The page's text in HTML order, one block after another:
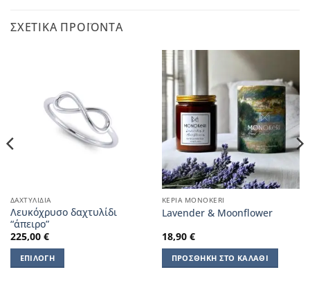
ΣΧΕΤΙΚΆ ΠΡΟΪΌΝΤΑ
ΔΑΧΤΥΛΊΔΙΑ
Λευκόχρυσο δαχτυλίδι
“άπειρο”
225,00 €
ΕΠΙΛΟΓΉ
ΚΕΡΙΆ ΜΟΝΟΚERI
Lavender & Μoonflower
18,90 €
ΠΡΟΣΘΉΚΗ ΣΤΟ ΚΑΛΆΘΙ